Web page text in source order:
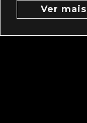
Ver mais